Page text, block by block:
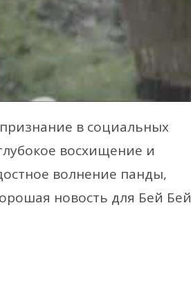
в социальных
восхищение и
волнение панды,
новость для Бей Бей